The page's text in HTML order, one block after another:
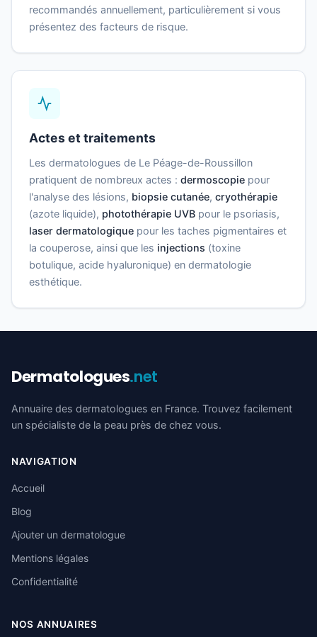
recommandés annuellement, particulièrement si vous
présentez des facteurs de risque.
Actes et traitements
Les dermatologues de Le Péage-de-Roussillon
pratiquent de nombreux actes : dermoscopie pour
l'analyse des lésions, biopsie cutanée, cryothérapie
(azote liquide), photothérapie UVB pour le psoriasis,
laser dermatologique pour les taches pigmentaires et
la couperose, ainsi que les injections (toxine
botulique, acide hyaluronique) en dermatologie
esthétique.
Dermatologues.net
Annuaire des dermatologues en France. Trouvez facilement
un spécialiste de la peau près de chez vous.
NAVIGATION
Accueil
Blog
Ajouter un dermatologue
Mentions légales
Confidentialité
NOS ANNUAIRES